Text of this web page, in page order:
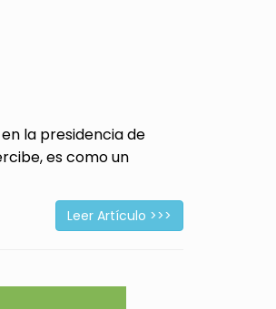
la presidencia de
es como un
Leer Artículo >>>